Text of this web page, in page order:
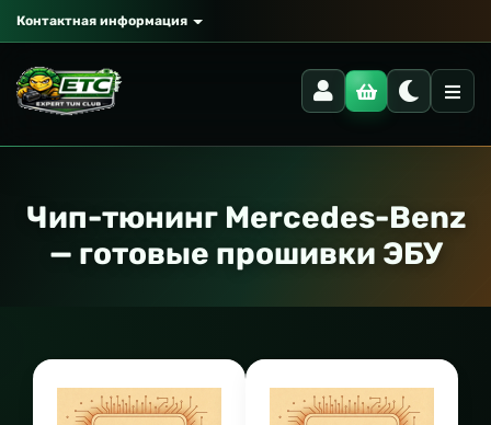
Контактная информация
Чип-тюнинг Mercedes-Benz
— готовые прошивки ЭБУ